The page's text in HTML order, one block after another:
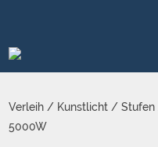
Verleih / Kunstlicht /Stufen
5000W